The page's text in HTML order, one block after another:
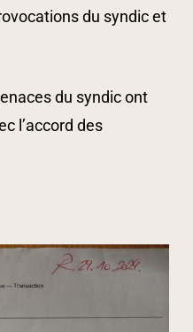
du syndic et
du syndic ont
l’accord des